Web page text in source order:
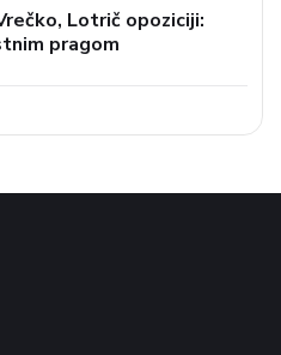
Lotrič opoziciji:
pragom